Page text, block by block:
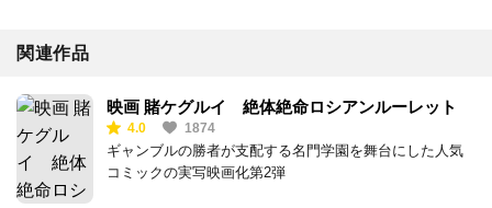
関連作品
映画 賭ケグルイ 絶体絶命ロシアンルーレット
4.0 1874
ギャンブルの勝者が支配する名門学園を舞台にした人気
コミックの実写映画化第2弾